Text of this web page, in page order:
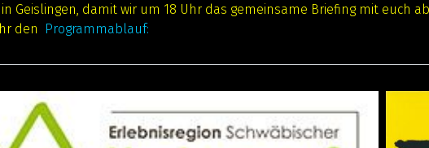
Geislingen, damit wir um 18 Uhr das gemeinsame Briefing mit euch
den
Programmablauf: